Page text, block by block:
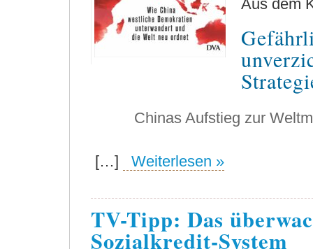
Aus dem
Chinas Aufstieg zur
[…] Weiterlesen »
TV-Tipp: Das
Sozialkredit-System